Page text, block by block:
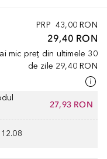
PRP 43,00 RON
29,40 RON
mic preț din ultimele 30
de zile 29,40 RON
27,93 RON